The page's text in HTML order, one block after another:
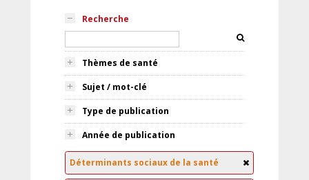
Recherche
Thèmes de santé
Sujet / mot-clé
Type de publication
Année de publication
Déterminants sociaux de la santé